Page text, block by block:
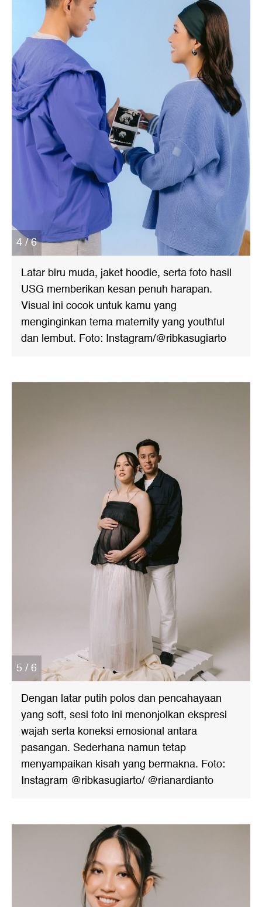
4 / 6
Latar biru muda, jaket hoodie, serta foto hasil
USG memberikan kesan penuh harapan.
Visual ini cocok untuk kamu yang
menginginkan tema maternity yang youthful
dan lembut. Foto: Instagram/@ribkasugiarto
5 / 6
Dengan latar putih polos dan pencahayaan
yang soft, sesi foto ini menonjolkan ekspresi
wajah serta koneksi emosional antara
pasangan. Sederhana namun tetap
menyampaikan kisah yang bermakna. Foto:
Instagram @ribkasugiarto/ @rianardianto